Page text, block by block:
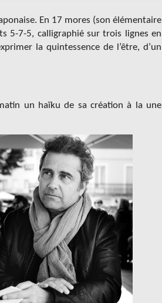
En 17 mores (son élémentaire
5-7-5, calligraphié sur trois lignes en
la quintessence de l’être, d’un
un haïku de sa création à la une